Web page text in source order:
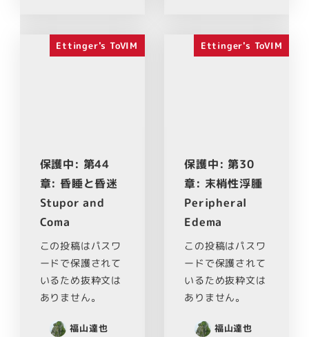
Ettinger's ToVIM
保護中: 第44
章: 昏睡と昏迷
Stupor and
Coma
この投稿はパスワ
ードで保護されて
いるため抜粋文は
ありません。
福山達也
Ettinger's ToVIM
保護中: 第30
章: 末梢性浮腫
Peripheral
Edema
この投稿はパスワ
ードで保護されて
いるため抜粋文は
ありません。
福山達也